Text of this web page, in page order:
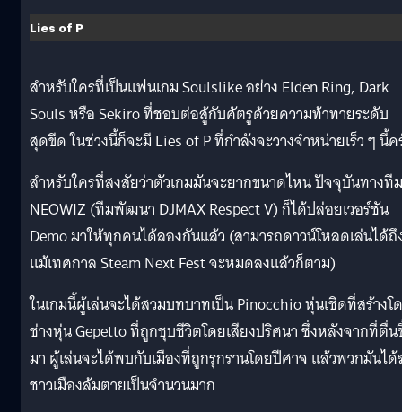
Lies of P
สำหรับใครที่เป็นแฟนเกม Soulslike อย่าง Elden Ring, Dark
Souls หรือ Sekiro ที่ชอบต่อสู้กับศัตรูด้วยความท้าทายระดับ
สุดขีด ในช่วงนี้ก็จะมี Lies of P ที่กำลังจะวางจำหน่ายเร็ว ๆ นี้
สำหรับใครที่สงสัยว่าตัวเกมมันจะยากขนาดไหน ปัจจุบันทางทีม
NEOWIZ (ทีมพัฒนา DJMAX Respect V) ก็ได้ปล่อยเวอร์ชัน
Demo มาให้ทุกคนได้ลองกันแล้ว (สามารถดาวน์โหลดเล่นได้ถึ
แม้เทศกาล Steam Next Fest จะหมดลงแล้วก็ตาม)
ในเกมนี้ผู้เล่นจะได้สวมบทบาทเป็น Pinocchio หุ่นเชิดที่สร้างโ
ช่างหุ่น Gepetto ที่ถูกชุบชีวิตโดยเสียงปริศนา ซึ่งหลังจากที่ตื่
มา ผู้เล่นจะได้พบกับเมืองที่ถูกรุกรานโดยปีศาจ แล้วพวกมันไ
ชาวเมืองล้มตายเป็นจำนวนมาก